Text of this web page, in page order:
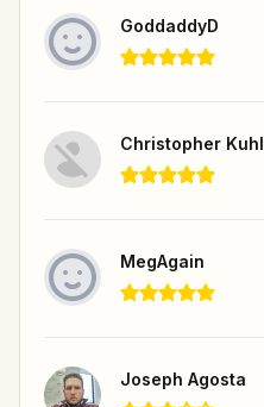
GoddaddyD
Christopher Kuhl
MegAgain
Joseph Agosta